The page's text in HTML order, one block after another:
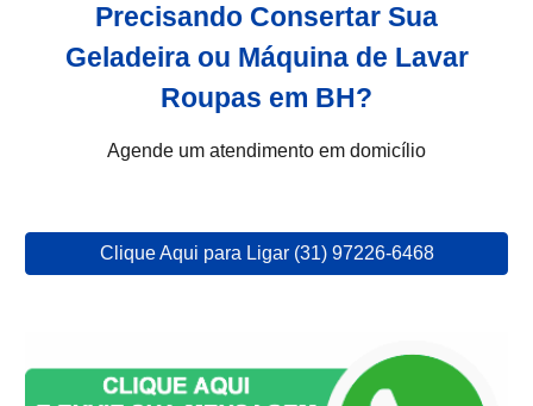
Precisando Consertar Sua
Geladeira ou Máquina de Lavar
Roupas em BH?
Agende um atendimento em domicílio
Clique Aqui para Ligar (31) 97226-6468